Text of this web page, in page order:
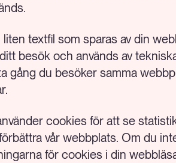
textfil som sparas av din
besök och används av
gång du besöker samma
cookies för att se
vår webbplats. Om du
för cookies i din